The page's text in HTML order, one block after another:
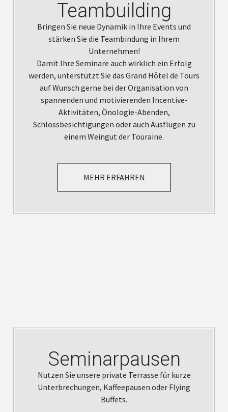
Teambuilding
Bringen Sie neue Dynamik in Ihre Events und
stärken Sie die Teambindung in Ihrem
Unternehmen!
Damit Ihre Seminare auch wirklich ein Erfolg
werden, unterstützt Sie das Grand Hôtel de Tours
auf Wunsch gerne bei der Organisation von
spannenden und motivierenden Incentive-
Aktivitäten, Önologie-Abenden,
Schlossbesichtigungen oder auch Ausflügen zu
einem Weingut der Touraine.
MEHR ERFAHREN
Seminarpausen
Nutzen Sie unsere private Terrasse für kurze
Unterbrechungen, Kaffeepausen oder Flying
Buffets.